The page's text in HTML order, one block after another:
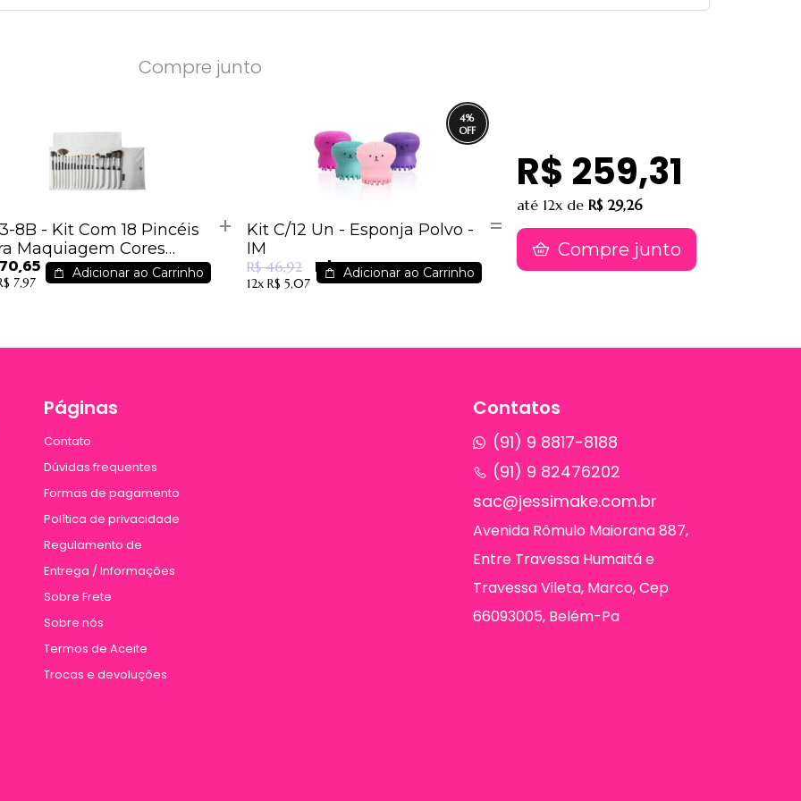
Compre junto
8B - Kit Com 18 Pincéis
Maquiagem Cores
- Macrilan
7,97
Adicionar ao Carrinho
4%
Kit C/12 Un - Esponja Polvo -
IM
R$ 46,92 R$ 44,90
12x R$ 5,07
Adicionar ao Carrinho
R$ 259,31
até 12x de R$ 29,26
Compre junto
Contatos
(91) 9 8817-8188
(91) 9 82476202
sac@jessimake.com.br
Avenida Rômulo Maiorana 887,
Entre Travessa Humaitá e
Travessa Vileta, Marco, Cep
66093005, Belém-Pa
Páginas
Contato
Dúvidas frequentes
Formas de pagamento
Política de privacidade
Regulamento de
Entrega / Informações
Sobre Frete
Sobre nós
Termos de Aceite
Trocas e devoluções